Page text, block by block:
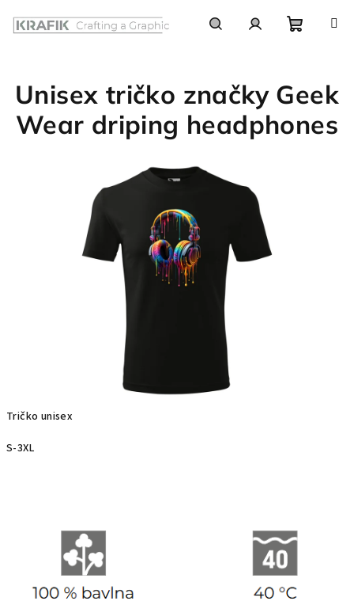
košík
Tričko unisex
S-3XL
Unisex tričko značky Geek
Wear driping headphones